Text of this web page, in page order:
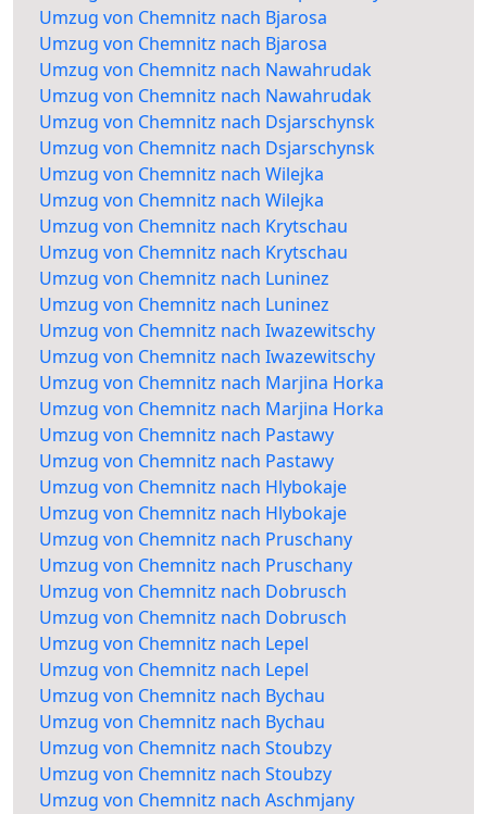
Umzug von Chemnitz nach Bjarosa
Umzug von Chemnitz nach Bjarosa
Umzug von Chemnitz nach Nawahrudak
Umzug von Chemnitz nach Nawahrudak
Umzug von Chemnitz nach Dsjarschynsk
Umzug von Chemnitz nach Dsjarschynsk
Umzug von Chemnitz nach Wilejka
Umzug von Chemnitz nach Wilejka
Umzug von Chemnitz nach Krytschau
Umzug von Chemnitz nach Krytschau
Umzug von Chemnitz nach Luninez
Umzug von Chemnitz nach Luninez
Umzug von Chemnitz nach Iwazewitschy
Umzug von Chemnitz nach Iwazewitschy
Umzug von Chemnitz nach Marjina Horka
Umzug von Chemnitz nach Marjina Horka
Umzug von Chemnitz nach Pastawy
Umzug von Chemnitz nach Pastawy
Umzug von Chemnitz nach Hlybokaje
Umzug von Chemnitz nach Hlybokaje
Umzug von Chemnitz nach Pruschany
Umzug von Chemnitz nach Pruschany
Umzug von Chemnitz nach Dobrusch
Umzug von Chemnitz nach Dobrusch
Umzug von Chemnitz nach Lepel
Umzug von Chemnitz nach Lepel
Umzug von Chemnitz nach Bychau
Umzug von Chemnitz nach Bychau
Umzug von Chemnitz nach Stoubzy
Umzug von Chemnitz nach Stoubzy
Umzug von Chemnitz nach Aschmjany